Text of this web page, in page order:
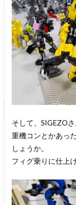
そして、SIGEZOさ
重機コンとかあっ
しょうか。
フィグ乗りに仕上